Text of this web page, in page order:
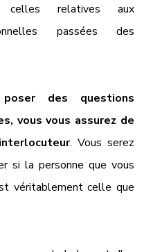
celles relatives aux
passées des
des questions
vous vous assurez de
. Vous serez
si la personne que vous
véritablement celle que